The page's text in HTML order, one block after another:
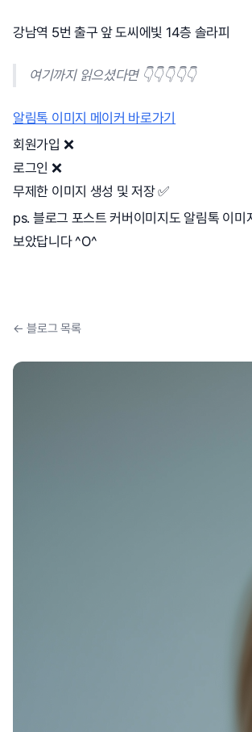
강남역 5번 출구 앞 도씨에빛 14층 솔라피
여기까지 읽으셨다면 👇👇👇👇👇
알림톡 이미지 메이커 바로가기
회원가입 ❌
로그인 ❌
무제한 이미지 생성 및 저장 ✅
ps. 블로그 포스트 커버이미지도 알림톡 이미
보았답니다 ^O^
← 블로그 목록